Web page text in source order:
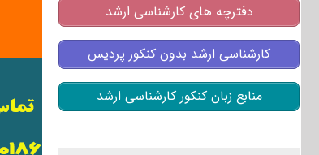
دفترچه های کارشناسی ارشد
کارشناسی ارشد بدون کنکور پردیس
منابع زبان کنکور کارشناسی ارشد